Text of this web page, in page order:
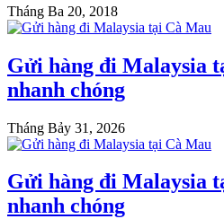
Tháng Ba 20, 2018
Gửi hàng đi Malaysia
nhanh chóng
Tháng Bảy 31, 2026
Gửi hàng đi Malaysia
nhanh chóng